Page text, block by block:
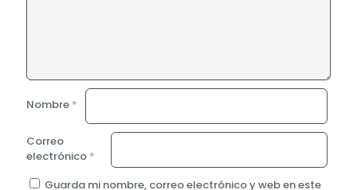
Nombre *
Correo
electrónico *
Guarda mi nombre, correo electrónico y web en este